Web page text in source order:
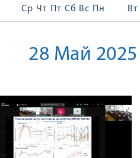
Ср Чт Пт Сб Вс Пн
Вт
28 Май 2025